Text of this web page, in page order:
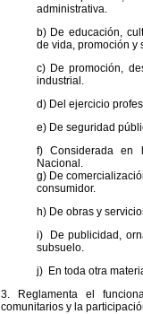
administrativa.
b) De educación,
de vida, promoción y
c) De promoción,
industrial.
d) Del ejercicio
e) De seguridad
f) Considerada en
Nacional.
g) De
consumidor.
h) De obras y
i) De publicidad,
subsuelo.
j) En toda otra
3. Reglamenta el
comunitarios y la